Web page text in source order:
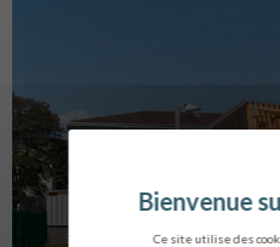
Ce site utilise des